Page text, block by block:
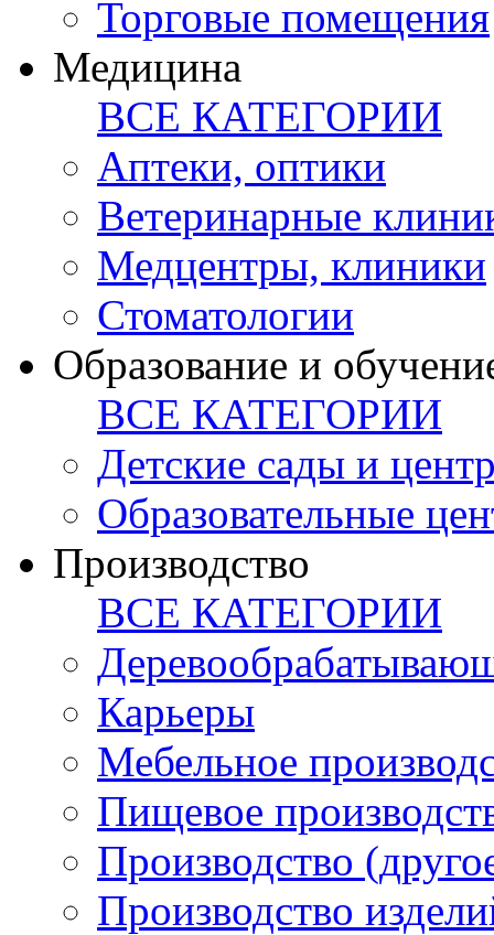
Торговые помещения
Медицина
ВСЕ КАТЕГОРИИ
Аптеки, оптики
Ветеринарные
Медцентры, клиники
Стоматологии
Образование и
ВСЕ КАТЕГОРИИ
Детские сады и
Образовательные
Производство
ВСЕ КАТЕГОРИИ
Карьеры
Мебельное
Пищевое
Производство
Производство